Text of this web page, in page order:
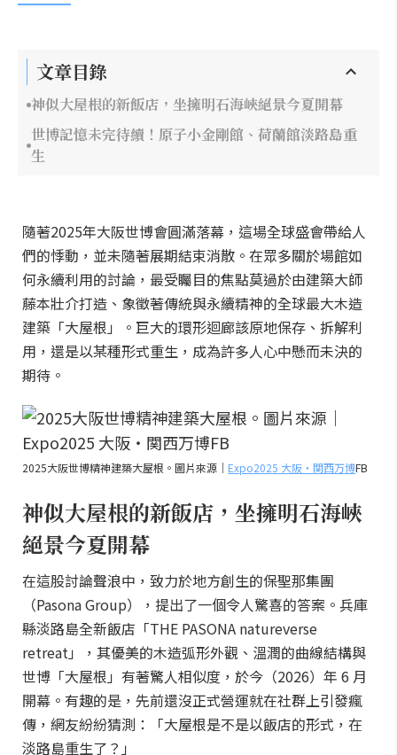
文章目錄
神似大屋根的新飯店，坐擁明石海峽絕景今夏開幕
世博記憶未完待續！原子小金剛館、荷蘭館淡路島重
生
隨著2025年大阪世博會圓滿落幕，這場全球盛會帶給人
們的悸動，並未隨著展期結束消散。在眾多關於場館如
何永續利用的討論，最受矚目的焦點莫過於由建築大師
藤本壯介打造、象徵著傳統與永續精神的全球最大木造
建築「大屋根」。巨大的環形迴廊該原地保存、拆解利
用，還是以某種形式重生，成為許多人心中懸而未決的
期待。
2025大阪世博精神建築大屋根。圖片來源｜ Expo2025 大阪・関西万博FB
神似大屋根的新飯店，坐擁明石海峽
絕景今夏開幕
在這股討論聲浪中，致力於地方創生的保聖那集團
（Pasona Group），提出了一個令人驚喜的答案。兵庫
縣淡路島全新飯店「THE PASONA natureverse
retreat」，其優美的木造弧形外觀、溫潤的曲線結構與
世博「大屋根」有著驚人相似度，於今（2026）年 6 月
開幕。有趣的是，先前還沒正式營運就在社群上引發瘋
傳，網友紛紛猜測：「大屋根是不是以飯店的形式，在
淡路島重生了？」